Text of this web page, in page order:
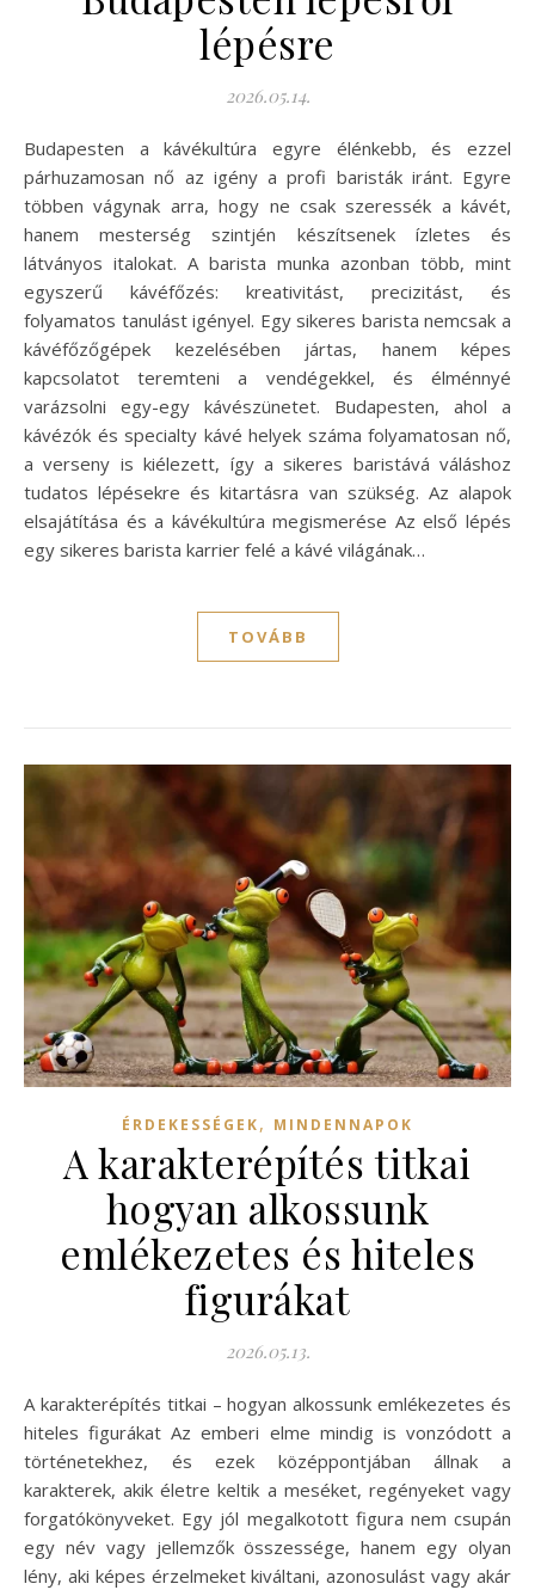
lépésre
2026.05.14.
Budapesten a kávékultúra egyre élénkebb, és ezzel
párhuzamosan nő az igény a profi baristák iránt. Egyre
többen vágynak arra, hogy ne csak szeressék a kávét,
hanem mesterség szintjén készítsenek ízletes és
látványos italokat. A barista munka azonban több, mint
egyszerű kávéfőzés: kreativitást, precizitást, és
folyamatos tanulást igényel. Egy sikeres barista nemcsak a
kávéfőzőgépek kezelésében jártas, hanem képes
kapcsolatot teremteni a vendégekkel, és élménnyé
varázsolni egy-egy kávészünetet. Budapesten, ahol a
kávézók és specialty kávé helyek száma folyamatosan nő,
a verseny is kiélezett, így a sikeres baristává váláshoz
tudatos lépésekre és kitartásra van szükség. Az alapok
elsajátítása és a kávékultúra megismerése Az első lépés
egy sikeres barista karrier felé a kávé világának…
TOVÁBB
ÉRDEKESSÉGEK, MINDENNAPOK
A karakterépítés titkai
hogyan alkossunk
emlékezetes és hiteles
figurákat
2026.05.13.
A karakterépítés titkai – hogyan alkossunk emlékezetes és
hiteles figurákat Az emberi elme mindig is vonzódott a
történetekhez, és ezek középpontjában állnak a
karakterek, akik életre keltik a meséket, regényeket vagy
forgatókönyveket. Egy jól megalkotott figura nem csupán
egy név vagy jellemzők összessége, hanem egy olyan
lény, aki képes érzelmeket kiváltani, azonosulást vagy akár